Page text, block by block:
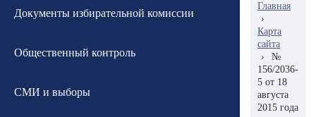
Документы избирательной комиссии
Общественный контроль
СМИ и выборы
Главная
›
Карта
сайта
›
№
156/2036-
5 от 18
августа
2015 года